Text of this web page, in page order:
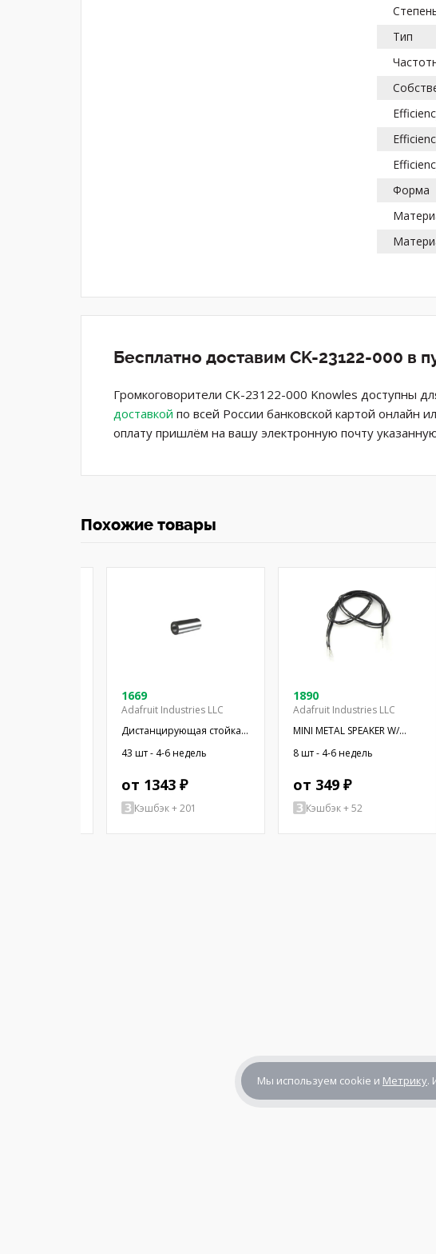
Тип
Форма
Бесплатно доставим CK-23122-000 в
Громкоговорители CK-23122-000 Knowles доступны
доставкой по всей России банковской картой онлайн
оплату пришлём на вашу электронную почту
Похожие товары
1669
Adafruit Industries LLC
Дистанцирующая стойка;
38,1мм; цилиндрическая;
латунь; никель
43 шт - 4-6 недель
от 1343 ₽
Кэшбэк + 201
1890
Adafruit Industries LLC
MINI METAL SPEAKER W/
WIRES
8 шт - 4-6 недель
от 349 ₽
Кэшбэк + 52
Мы используем cookie и Метрику.